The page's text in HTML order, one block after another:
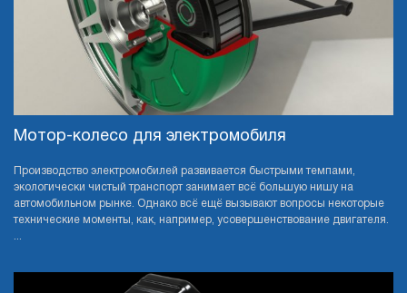
Мотор-колесо для электромобиля
Производство электромобилей развивается быстрыми темпами,
экологически чистый транспорт занимает всё большую нишу на
автомобильном рынке. Однако всё ещё вызывают вопросы некоторые
технические моменты, как, например, усовершенствование двигателя.
...